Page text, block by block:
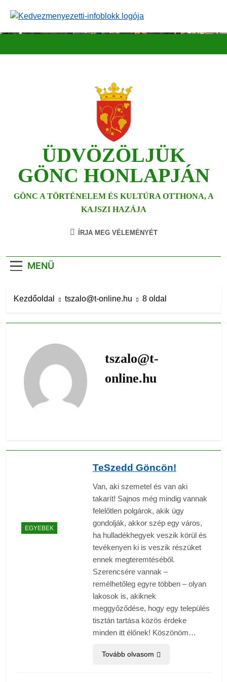
ÜDVÖZÖLJÜK
GÖNC HONLAPJÁN
GÖNC A TÖRTÉNELEM ÉS KULTÚRA OTTHONA, A
KAJSZI HAZÁJA
ÍRJA MEG VÉLEMÉNYÉT
MENÜ
Kezdőoldal tszalo@t-online.hu 8 oldal
tszalo@t-
online.hu
EGYEBEK
TeSzedd Göncön!
Van, aki szemetel és van aki
takarít! Sajnos még mindig vannak
felelőtlen polgárok, akik úgy
gondolják, akkor szép egy város,
ha hulladékhegyek veszik körül és
tevékenyen ki is veszik részüket
ennek megteremtéséből.
Szerencsére vannak –
remélhetőleg egyre többen – olyan
lakosok is, akiknek
meggyőződése, hogy egy település
tisztán tartása közös érdeke
minden itt élőnek! Köszönöm…
Tovább olvasom